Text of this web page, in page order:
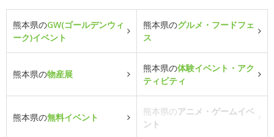
熊本県のGW(ゴールデンウィ
ーク)イベント
熊本県のグルメ・フードフェ
ス
熊本県の物産展
熊本県の体験イベント・アク
ティビティ
熊本県の無料イベント
熊本県のアニメ・ゲームイベ
ント